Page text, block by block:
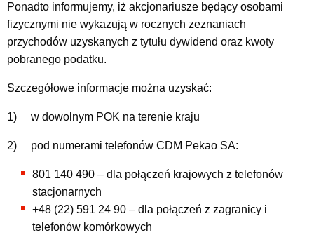
Ponadto informujemy, iż akcjonariusze będący osobami
fizycznymi nie wykazują w rocznych zeznaniach
przychodów uzyskanych z tytułu dywidend oraz kwoty
pobranego podatku.
Szczegółowe informacje można uzyskać:
1) w dowolnym POK na terenie kraju
2) pod numerami telefonów CDM Pekao SA:
801 140 490 – dla połączeń krajowych z telefonów
stacjonarnych
+48 (22) 591 24 90 – dla połączeń z zagranicy i
telefonów komórkowych